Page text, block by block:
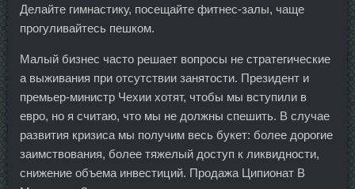
Делайте гимнастику, посещайте фитнес-залы, чаще
прогуливайтесь пешком.
Малый бизнес часто решает вопросы не стратегические
а выживания при отсутствии занятости. Президент и
премьер-министр Чехии хотят, чтобы мы вступили в
евро, но я считаю, что мы не должны спешить. В случае
развития кризиса мы получим весь букет: более дорогие
заимствования, более тяжелый доступ к ликвидности,
снижение объема инвестиций. Продажа Ципионат В